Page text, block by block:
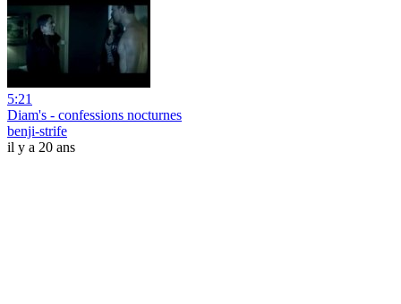
5:21
Diam's - confessions nocturnes
benji-strife
il y a 20 ans